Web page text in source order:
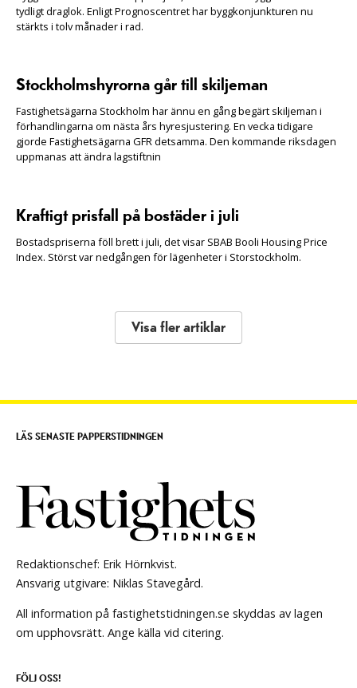
tydligt draglok. Enligt Prognoscentret har byggkonjunkturen nu
stärkts i tolv månader i rad.
Stockholmshyrorna går till skiljeman
Fastighetsägarna Stockholm har ännu en gång begärt skiljeman i
förhandlingarna om nästa års hyresjustering. En vecka tidigare
gjorde Fastighetsägarna GFR detsamma. Den kommande riksdagen
uppmanas att ändra lagstiftnin
Kraftigt prisfall på bostäder i juli
Bostadspriserna föll brett i juli, det visar SBAB Booli Housing Price
Index. Störst var nedgången för lägenheter i Storstockholm.
Visa fler artiklar
Redaktionschef: Erik Hörnkvist.
Ansvarig utgivare: Niklas Stavegård.
All information på fastighetstidningen.se skyddas av lagen
om upphovsrätt. Ange källa vid citering.
FÖLJ OSS!
LÄS SENASTE PAPPERSTIDNINGEN